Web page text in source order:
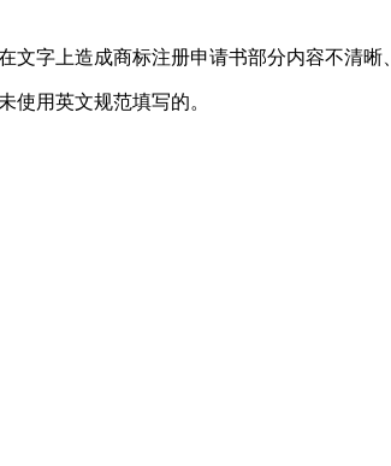
字上造成商标注册申请书部分内容不清晰
使用英文规范填写的。